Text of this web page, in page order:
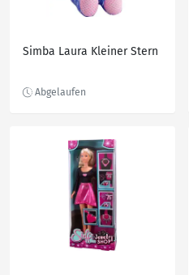
Simba Laura Kleiner Stern